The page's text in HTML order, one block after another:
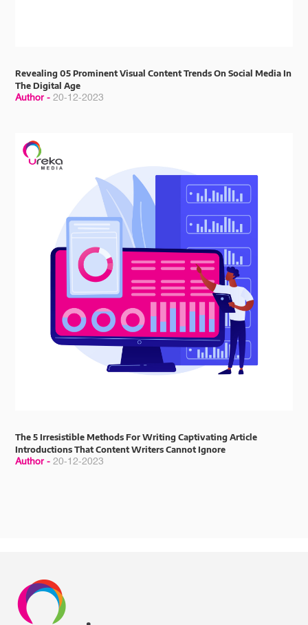
Revealing 05 Prominent Visual Content Trends On Social Media In
The Digital Age
Author -20-12-2023
The 5 Irresistible Methods For Writing Captivating Article
Introductions That Content Writers Cannot Ignore
Author -20-12-2023